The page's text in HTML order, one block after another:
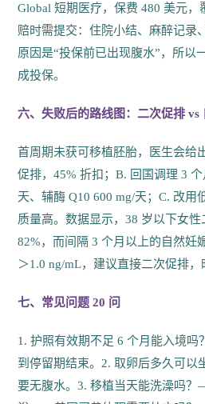
Global 短期医疗，保费 480 美元，
赔时需提交：住院小结、麻醉记录
原因是“投保前已出现腹水”，所以
成投保。
六、失败后的路线图：二次促排 vs
首周期未获可移植胚胎，医生会给
促排，45% 折扣；B. 回国调理 3
天、辅酶 Q10 600 mg/天；C. 改用
质量高。数据显示，38 岁以下女
82%，而间隔 3 个月以上的自然妊
＞1.0 ng/mL，建议直接二次促排，
七、常见问题 20 问
1. 护照有效期不足 6 个月能入境
到停留期结束。2. 取卵后多久可
要无腹水。3. 移植当天能洗澡吗